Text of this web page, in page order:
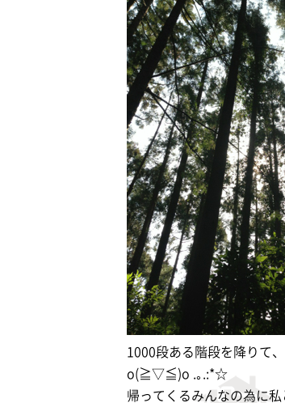
1000段ある階段を降りて
o(≧▽≦)o .｡.:*☆
帰ってくるみんなの為に